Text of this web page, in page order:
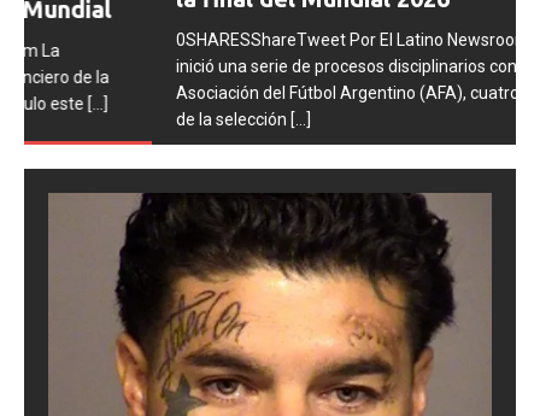
0SHARESShareTweet Por El Latino Newsroom La FIFA
inició una serie de procesos disciplinarios contra la
Asociación del Fútbol Argentino (AFA), cuatro integrantes
de la selección
[...]